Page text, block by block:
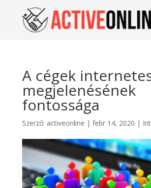
A cégek
megjelenésének
fontossága
Szerző: activeonline | febr 14, 2020 |